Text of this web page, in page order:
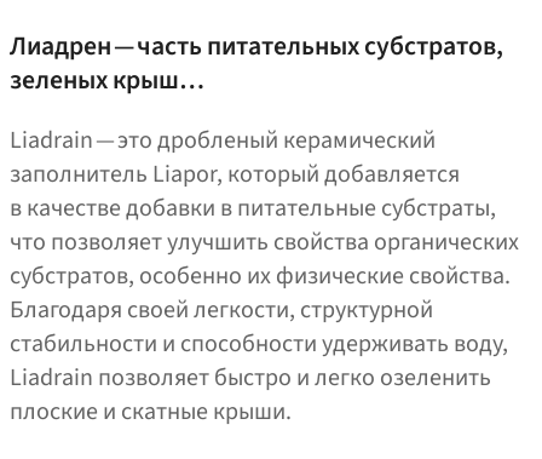
Лиадрен — часть питательных субстратов,
зеленых крыш…
Liadrain — это дробленый керамический
заполнитель Liapor, который добавляется
в качестве добавки в питательные субстраты,
что позволяет улучшить свойства органических
субстратов, особенно их физические свойства.
Благодаря своей легкости, структурной
стабильности и способности удерживать воду,
Liadrain позволяет быстро и легко озеленить
плоские и скатные крыши.